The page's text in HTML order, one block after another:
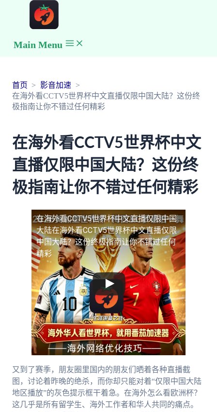
Main Menu
首页
影音加速
在海外看CCTV5世界杯中文直播仅限中国大陆？这份终
极指南让你不错过任何精彩
在海外看CCTV5世界杯中文
直播仅限中国大陆？这份终
极指南让你不错过任何精彩
在海外看CCTV5世界杯中文直播仅限中国
大陆在海外看CCTV5世界杯中文直播仅限
中国大陆？这份终极指南让你不错过任何
精彩
又到了赛季，朋友圈里国内的朋友们晒着各种直播截
图，讨论着昨晚的绝杀，而你却只能对着“仅限中国大陆
地区播放”的灰色提示框干着急。在海外怎么看欧洲杯？
这几乎是所有留学生、海外工作者和华人共同的痛点。